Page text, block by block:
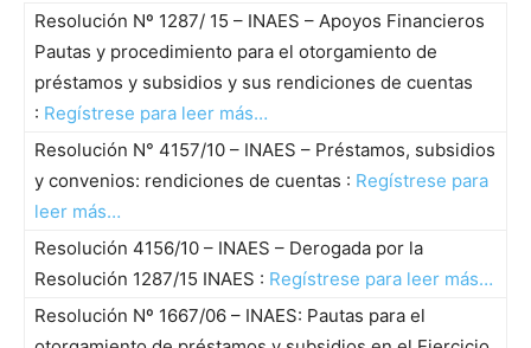
Resolución Nº 1287/ 15 – INAES – Apoyos Financieros‌‌
Pautas y procedimiento para el otorgamiento de
préstamos y subsidios y sus rendiciones de cuentas
: Regístrese para leer más…
Resolución N° 4157/10 – INAES – Préstamos, subsidios
y convenios: rendiciones de cuentas : Regístrese para
leer más…
Resolución 4156/10 – INAES – Derogada por la
Resolución 1287/15 INAES : Regístrese para leer más…
Resolución Nº 1667/06 – INAES: Pautas para el